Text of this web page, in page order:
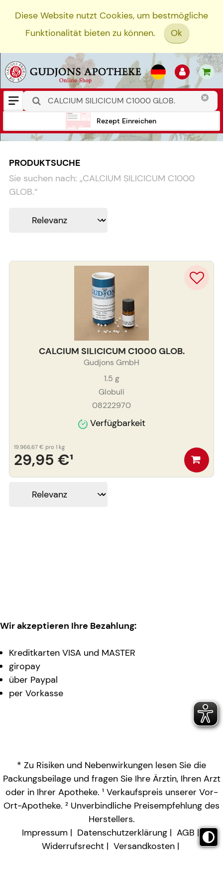
Diese Website nutzt Cookies, um bestmögliche
Funktionalität bieten zu können.
Ok
Rezept Einreichen
PRODUKTSUCHE
Sie suchen nach: „CALCIUM SILICICUM C1000
GLOB.“
CALCIUM SILICICUM C1000 GLOB.
Gudjons GmbH
1.5 g
Globuli
08222970
Verfügbarkeit
29,95 €¹
19.966,67 € pro 1 kg
Wir akzeptieren Ihre Bezahlung:
Kreditkarten VISA und MASTER
giropay
über Paypal
per Vorkasse
* Zu Risiken und Nebenwirkungen lesen Sie die
Packungsbeilage und fragen Sie Ihre Ärztin, Ihren Arzt
oder in Ihrer Apotheke. ¹ Verkaufspreis unserer Vor-
Ort-Apotheke. ² Unverbindliche Preisempfehlung des
Herstellers.
Impressum
Datenschutzerklärung
AGB
Widerrufsrecht
Versandkosten